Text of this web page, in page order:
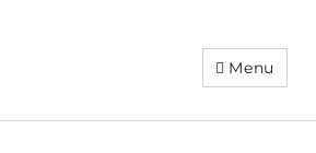
Futter-
Menu